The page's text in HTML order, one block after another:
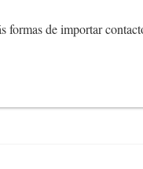
formas de importar